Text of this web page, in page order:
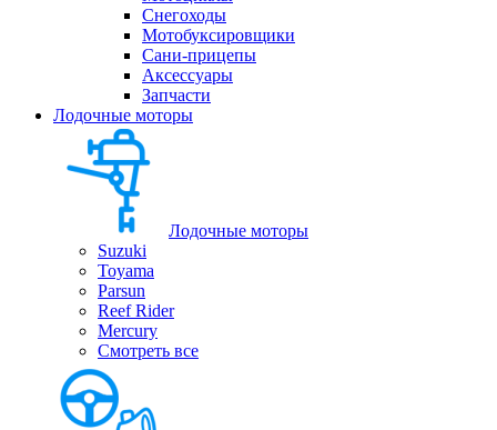
Снегоходы
Мотобуксировщики
Сани-прицепы
Аксессуары
Запчасти
Лодочные моторы
Лодочные моторы
Suzuki
Toyama
Parsun
Reef Rider
Mercury
Смотреть все